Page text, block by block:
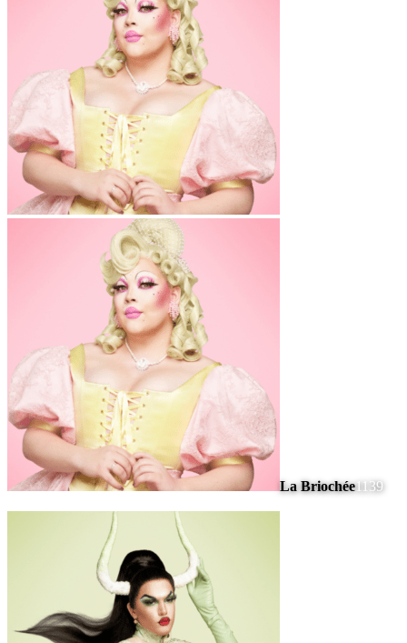
La Briochée1139